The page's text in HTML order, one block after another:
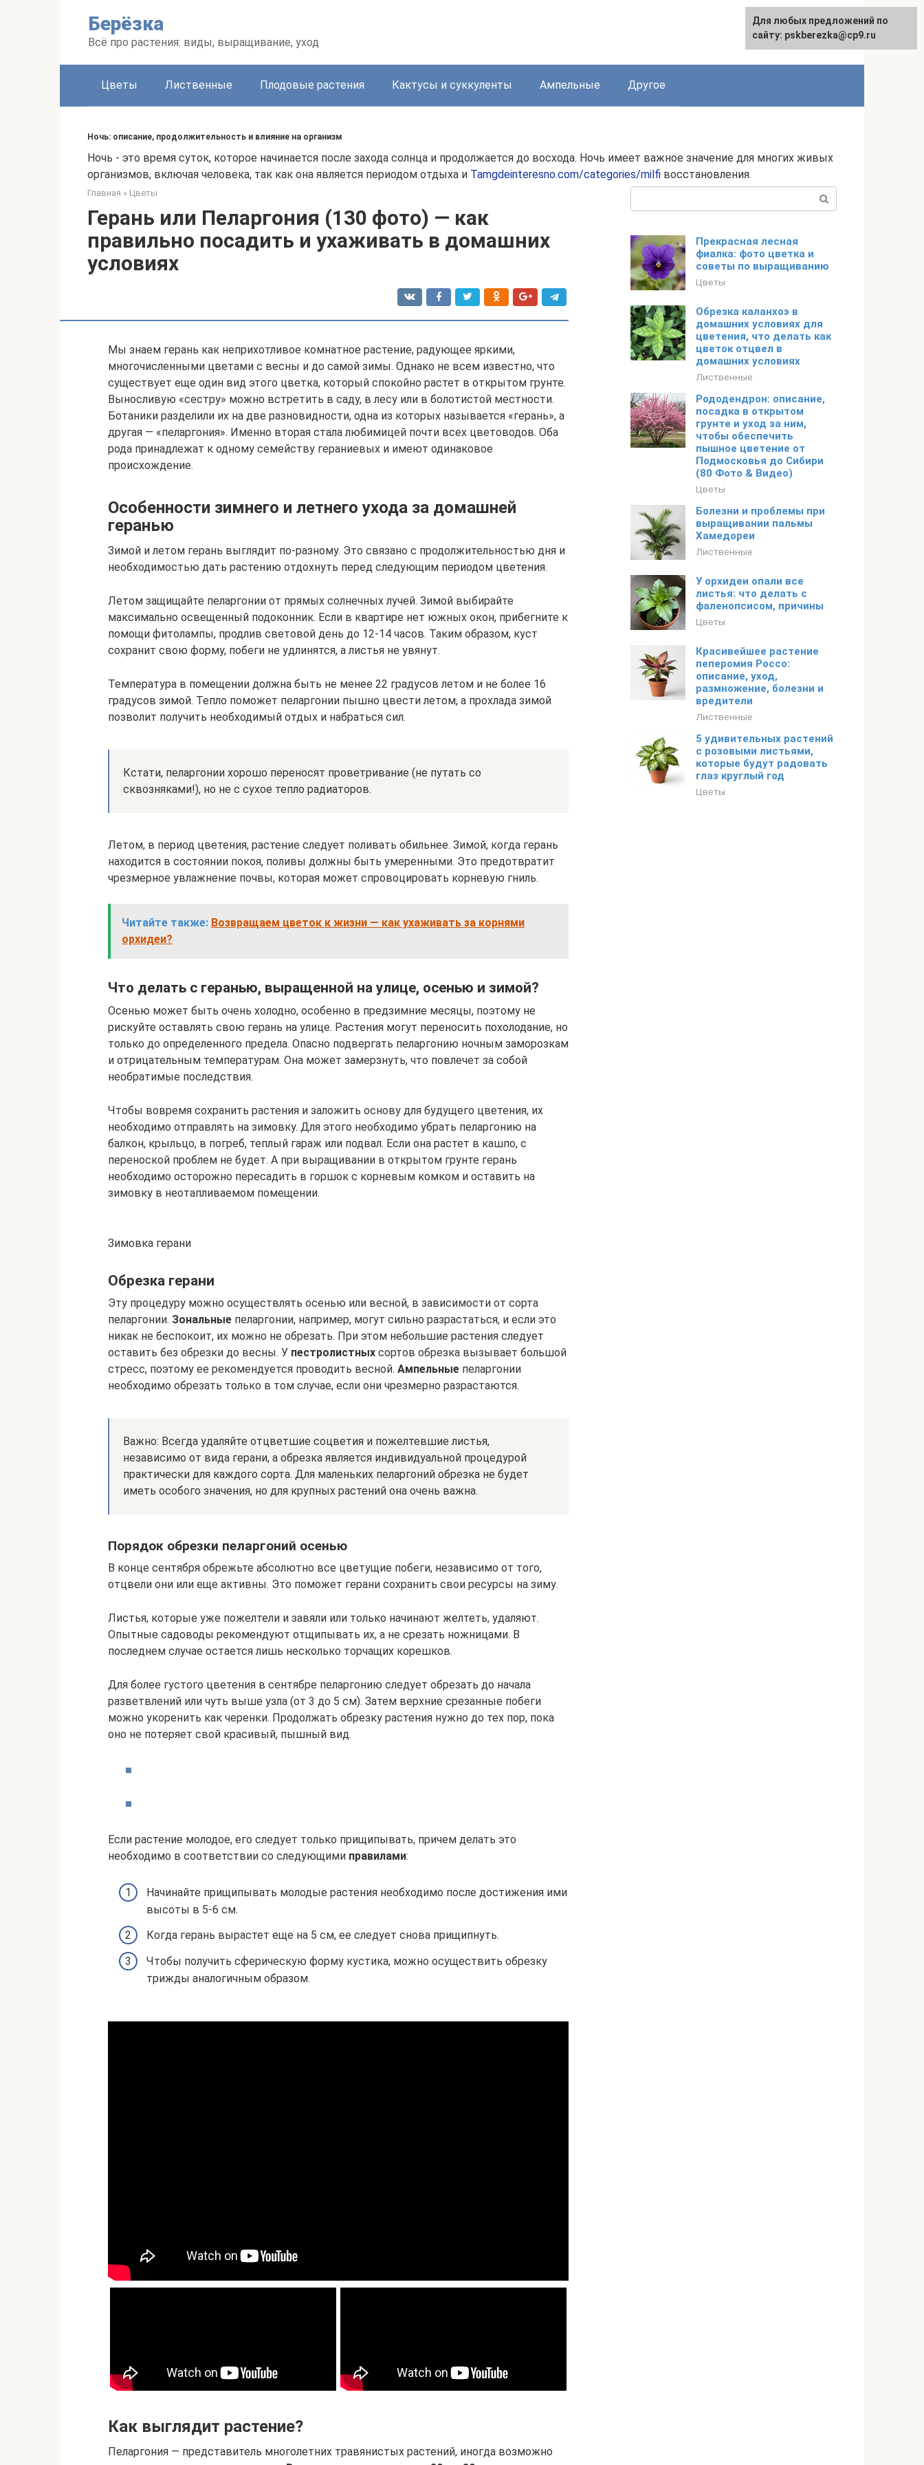
Берёзка
Всё про растения: виды, выращивание, уход
English
Цветы Лиственные Плодовые растения Кактусы и суккуленты Ампельные Другое
Ночь: описание, продолжительность и влияние на организм
Ночь - это время суток, которое начинается после захода солнца и продолжается до восхода. Ночь имеет важное значение для многих живых
организмов, включая человека, так как она является периодом отдыха и Tamgdeinteresno.com/categories/milfi восстановления.
Главная » Цветы
Герань или Пеларгония (130 фото) — как
правильно посадить и ухаживать в домашних
условиях
Мы знаем герань как неприхотливое комнатное растение, радующее яркими,
многочисленными цветами с весны и до самой зимы. Однако не всем известно, что
существует еще один вид этого цветка, который спокойно растет в открытом грунте.
Выносливую «сестру» можно встретить в саду, в лесу или в болотистой местности.
Ботаники разделили их на две разновидности, одна из которых называется «герань», а
другая — «пеларгония». Именно вторая стала любимицей почти всех цветоводов. Оба
рода принадлежат к одному семейству гераниевых и имеют одинаковое
происхождение.
Особенности зимнего и летнего ухода за домашней
геранью
Зимой и летом герань выглядит по-разному. Это связано с продолжительностью дня и
необходимостью дать растению отдохнуть перед следующим периодом цветения.
Летом защищайте пеларгонии от прямых солнечных лучей. Зимой выбирайте
максимально освещенный подоконник. Если в квартире нет южных окон, прибегните к
помощи фитолампы, продлив световой день до 12-14 часов. Таким образом, куст
сохранит свою форму, побеги не удлинятся, а листья не увянут.
Температура в помещении должна быть не менее 22 градусов летом и не более 16
градусов зимой. Тепло поможет пеларгонии пышно цвести летом, а прохлада зимой
позволит получить необходимый отдых и набраться сил.
Кстати, пеларгонии хорошо переносят проветривание (не путать со
сквозняками!), но не с сухое тепло радиаторов.
Летом, в период цветения, растение следует поливать обильнее. Зимой, когда герань
находится в состоянии покоя, поливы должны быть умеренными. Это предотвратит
чрезмерное увлажнение почвы, которая может спровоцировать корневую гниль.
Читайте также: Возвращаем цветок к жизни — как ухаживать за корнями
орхидеи?
Что делать с геранью, выращенной на улице, осенью и зимой?
Осенью может быть очень холодно, особенно в предзимние месяцы, поэтому не
рискуйте оставлять свою герань на улице. Растения могут переносить похолодание, но
только до определенного предела. Опасно подвергать пеларгонию ночным заморозкам
и отрицательным температурам. Она может замерзнуть, что повлечет за собой
необратимые последствия.
Чтобы вовремя сохранить растения и заложить основу для будущего цветения, их
необходимо отправлять на зимовку. Для этого необходимо убрать пеларгонию на
балкон, крыльцо, в погреб, теплый гараж или подвал. Если она растет в кашпо, с
переноской проблем не будет. А при выращивании в открытом грунте герань
необходимо осторожно пересадить в горшок с корневым комком и оставить на
зимовку в неотапливаемом помещении.
Зимовка герани
Обрезка герани
Эту процедуру можно осуществлять осенью или весной, в зависимости от сорта
пеларгонии. Зональные пеларгонии, например, могут сильно разрастаться, и если это
никак не беспокоит, их можно не обрезать. При этом небольшие растения следует
оставить без обрезки до весны. У пестролистных сортов обрезка вызывает большой
стресс, поэтому ее рекомендуется проводить весной. Ампельные пеларгонии
необходимо обрезать только в том случае, если они чрезмерно разрастаются.
Важно: Всегда удаляйте отцветшие соцветия и пожелтевшие листья,
независимо от вида герани, а обрезка является индивидуальной процедурой
практически для каждого сорта. Для маленьких пеларгоний обрезка не будет
иметь особого значения, но для крупных растений она очень важна.
Порядок обрезки пеларгоний осенью
В конце сентября обрежьте абсолютно все цветущие побеги, независимо от того,
отцвели они или еще активны. Это поможет герани сохранить свои ресурсы на зиму.
Листья, которые уже пожелтели и завяли или только начинают желтеть, удаляют.
Опытные садоводы рекомендуют отщипывать их, а не срезать ножницами. В
последнем случае остается лишь несколько торчащих корешков.
Для более густого цветения в сентябре пеларгонию следует обрезать до начала
разветвлений или чуть выше узла (от 3 до 5 см). Затем верхние срезанные побеги
можно укоренить как черенки. Продолжать обрезку растения нужно до тех пор, пока
оно не потеряет свой красивый, пышный вид.
Если растение молодое, его следует только прищипывать, причем делать это
необходимо в соответствии со следующими правилами:
Начинайте прищипывать молодые растения необходимо после достижения ими
высоты в 5-6 см.
Когда герань вырастет еще на 5 см, ее следует снова прищипнуть.
Чтобы получить сферическую форму кустика, можно осуществить обрезку
трижды аналогичным образом.
Как выглядит растение?
Пеларгония — представитель многолетних травянистых растений, иногда возможно
Прекрасная лесная
фиалка: фото цветка и
советы по выращиванию
Цветы
Обрезка каланхоэ в
домашних условиях для
цветения, что делать как
цветок отцвел в
домашних условиях
Лиственные
Рододендрон: описание,
посадка в открытом
грунте и уход за ним,
чтобы обеспечить
пышное цветение от
Подмосковья до Сибири
(80 Фото & Видео)
Цветы
Болезни и проблемы при
выращивании пальмы
Хамедореи
Лиственные
У орхидеи опали все
листья: что делать с
фаленопсисом, причины
Цветы
Красивейшее растение
пеперомия Россо:
описание, уход,
размножение, болезни и
вредители
Лиственные
5 удивительных растений
с розовыми листьями,
которые будут радовать
глаз круглый год
Цветы
Для любых предложений по
сайту: pskberezka@cp9.ru